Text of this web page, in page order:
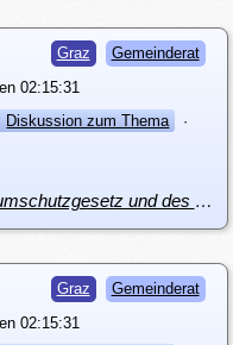
Graz Gemeinderat
02:15:31
Diskussion zum Thema
·
i6872: 24 - Änderung des Stmk Baumschutzgesetz und des Stmk BauG Petition an den Landesgesetzgeber
Graz Gemeinderat
02:15:31